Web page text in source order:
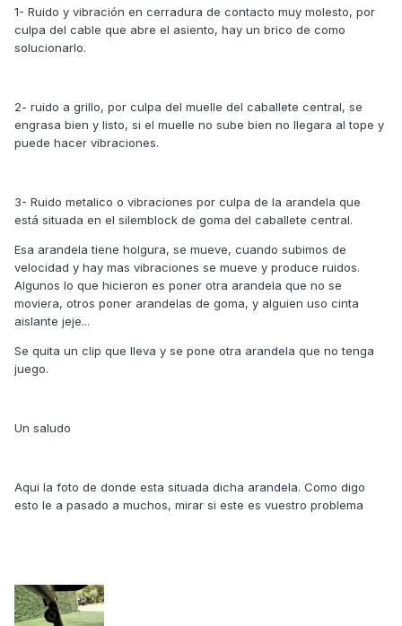
1- Ruido y vibración en cerradura de contacto muy molesto, por
culpa del cable que abre el asiento, hay un brico de como
solucionarlo.
2- ruido a grillo, por culpa del muelle del caballete central, se
engrasa bien y listo, si el muelle no sube bien no llegara al tope y
puede hacer vibraciones.
3- Ruido metalico o vibraciones por culpa de la arandela que
está situada en el silemblock de goma del caballete central.
Esa arandela tiene holgura, se mueve, cuando subimos de
velocidad y hay mas vibraciones se mueve y produce ruidos.
Algunos lo que hicieron es poner otra arandela que no se
moviera, otros poner arandelas de goma, y alguien uso cinta
aislante jeje...
Se quita un clip que lleva y se pone otra arandela que no tenga
juego.
Un saludo
Aqui la foto de donde esta situada dicha arandela. Como digo
esto le a pasado a muchos, mirar si este es vuestro problema